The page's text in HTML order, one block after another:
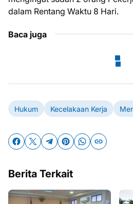
dalam Rentang Waktu 8 Hari.
Baca juga
Hukum Kecelakaan Kerja
Berita Terkait